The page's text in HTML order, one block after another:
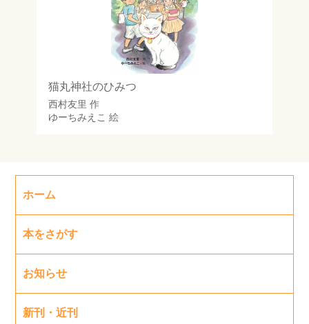
猫丸神社のひみつ
西村友里 作
ゆーちみえこ 絵
ホーム
本をさがす
お知らせ
新刊・近刊